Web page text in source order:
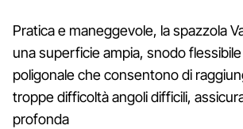
Pratica e maneggevole, la spazzola
una superficie ampia, snodo
poligonale che consentono di
troppe difficoltà angoli difficili,
profonda